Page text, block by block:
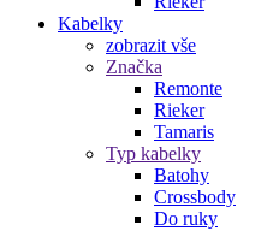
Kabelky
zobrazit vše
Značka
Remonte
Rieker
Tamaris
Typ kabelky
Batohy
Crossbody
Do ruky